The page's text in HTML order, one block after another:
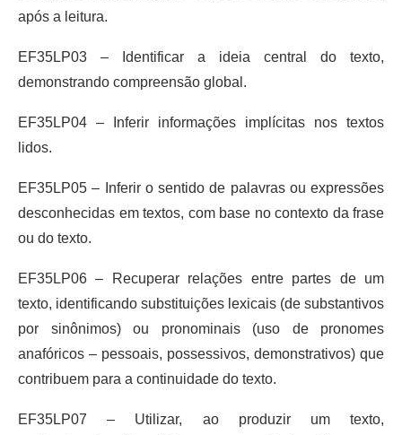
após a leitura.
EF35LP03 – Identificar a ideia central do texto,
demonstrando compreensão global.
EF35LP04 – Inferir informações implícitas nos textos
lidos.
EF35LP05 – Inferir o sentido de palavras ou expressões
desconhecidas em textos, com base no contexto da frase
ou do texto.
EF35LP06 – Recuperar relações entre partes de um
texto, identificando substituições lexicais (de substantivos
por sinônimos) ou pronominais (uso de pronomes
anafóricos – pessoais, possessivos, demonstrativos) que
contribuem para a continuidade do texto.
EF35LP07 – Utilizar, ao produzir um texto,